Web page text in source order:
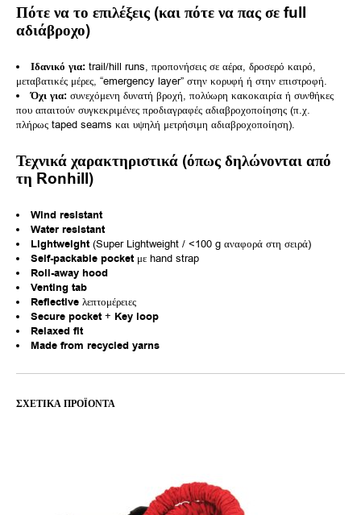
Πότε να το επιλέξεις (και πότε να πας σε full
αδιάβροχο)
Ιδανικό για: trail/hill runs, προπονήσεις σε αέρα, δροσερό καιρό,
μεταβατικές μέρες, “emergency layer” στην κορυφή ή στην επιστροφή.
Όχι για: συνεχόμενη δυνατή βροχή, πολύωρη κακοκαιρία ή συνθήκες
που απαιτούν συγκεκριμένες προδιαγραφές αδιαβροχοποίησης (π.χ.
πλήρως taped seams και υψηλή μετρήσιμη αδιαβροχοποίηση).
Τεχνικά χαρακτηριστικά (όπως δηλώνονται από
τη Ronhill)
Wind resistant
Water resistant
Lightweight(Super Lightweight / <100 g αναφορά στη σειρά)
Self-packable pocketμε hand strap
Roll-away hood
Venting tab
Reflective λεπτομέρειες
Secure pocket+ Key loop
Relaxed fit
Made from recycled yarns
ΣΧΕΤΙΚΆ ΠΡΟΪΌΝΤΑ